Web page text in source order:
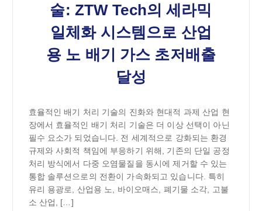
술: ZTW Tech의 세라믹
일체화 시스템으로 산업
용 노 배기 가스 초저배출
달성
효율적인 배기 처리 기술의 진화와 현대적 과제 산업 현
장에서 효율적인 배기 처리 기술은 더 이상 선택이 아닌
필수 요소가 되었습니다. 전 세계적으로 강화되는 환경
규제와 사회적 책임에 부응하기 위해, 기존의 단일 공정
처리 방식에서 다중 오염물질을 동시에 제거할 수 있는
통합 솔루션으로의 전환이 가속화되고 있습니다. 특히
유리 용광로, 산업용 노, 바이오매스, 폐기물 소각, 고불
소 산업, […]